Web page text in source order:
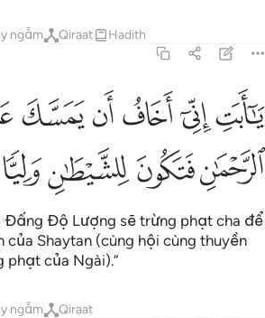
ngẫm Qiraat Hadith
يا ابت اني اخاف ان يمسك عذاب من الرحمان
يَـٰٓأَبَتِ إِنِّىٓ أَخَافُ أَن يَمَسَّكَ عَذَابٌۭ مِّنَ
ﲊﲋﲌﲍﲎ
ﲑﲒﲓﲔ
Đấng Độ Lượng sẽ trừng phạt cha để
của Shaytan (cùng hội cùng thuyền
của Ngài).”
ngẫm Qiraat